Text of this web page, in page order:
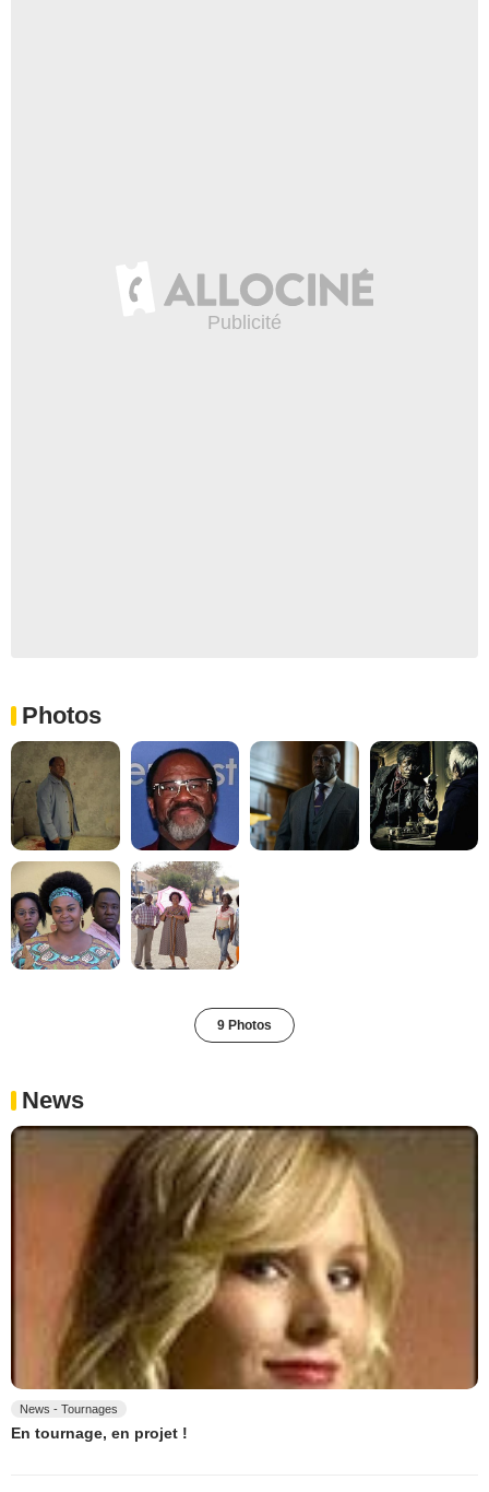
Photos
9 Photos
News
News - Tournages
En tournage, en projet !